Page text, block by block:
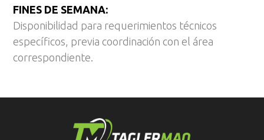
FINES DE SEMANA:
Disponibilidad para requerimientos técnicos
específicos, previa coordinación con el área
correspondiente.